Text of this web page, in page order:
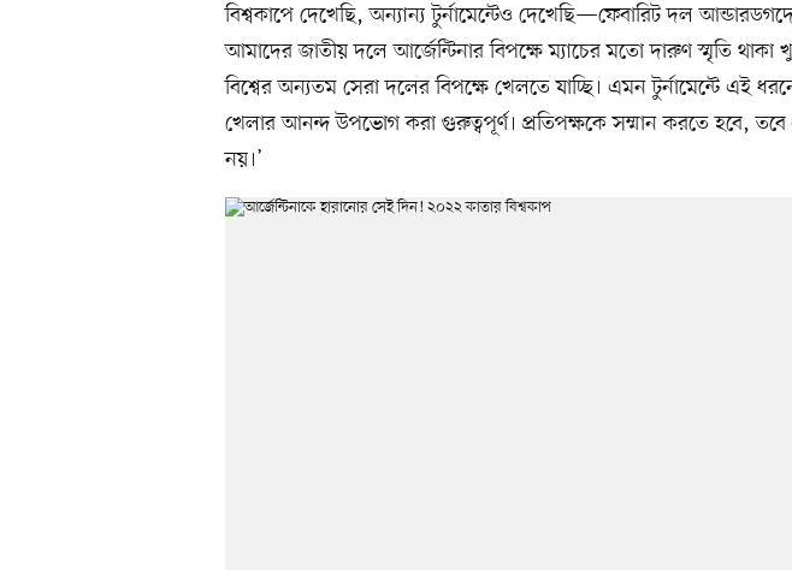
বিশ্বকাপে দেখেছি, অন্যান্য টুর্নামেন্টেও দেখেছি—ফেবারিট দল
আমাদের জাতীয় দলে আর্জেন্টিনার বিপক্ষে ম্যাচের মতো দারুণ স্মৃতি
বিশ্বের অন্যতম সেরা দলের বিপক্ষে খেলতে যাচ্ছি। এমন টুর্নামেন্টে এই
খেলার আনন্দ উপভোগ করা গুরুত্বপূর্ণ। প্রতিপক্ষকে সম্মান করতে হবে, তবে
নয়।’